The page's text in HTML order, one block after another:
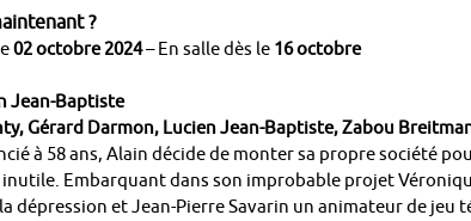
?
02 octobre 2024–En salle dès le 16 octobre
Jean-Baptiste
Gérard Darmon, Lucien Jean-Baptiste, Zabou
à 58 ans, Alain décide de monter sa propre société
inutile. Embarquant dans son improbable projet
dépression et Jean-Pierre Savarin un animateur de jeu